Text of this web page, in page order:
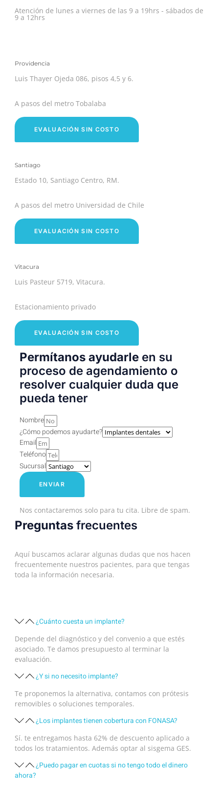
Atención de lunes a viernes de las 9 a 19hrs - sábados de
9 a 12hrs
Providencia
Luis Thayer Ojeda 086, pisos 4,5 y 6.
A pasos del metro Tobalaba
EVALUACIÓN SIN COSTO
Santiago
Estado 10, Santiago Centro, RM.
A pasos del metro Universidad de Chile
EVALUACIÓN SIN COSTO
Vitacura
Luis Pasteur 5719, Vitacura.
Estacionamiento privado
EVALUACIÓN SIN COSTO
Permítanos ayudarle en su
proceso de agendamiento o
resolver cualquier duda que
pueda tener
Nombre
¿Cómo podemos ayudarte?
Email
Teléfono
Sucursal
ENVIAR
Nos contactaremos solo para tu cita. Libre de spam.
Preguntas frecuentes
Aquí buscamos aclarar algunas dudas que nos hacen
frecuentemente nuestros pacientes, para que tengas
toda la información necesaria.
¿Cuánto cuesta un implante?
Depende del diagnóstico y del convenio a que estés
asociado. Te damos presupuesto al terminar la
evaluación.
¿Y si no necesito implante?
Te proponemos la alternativa, contamos con prótesis
removibles o soluciones temporales.
¿Los implantes tienen cobertura con FONASA?
Sí. te entregamos hasta 62% de descuento aplicado a
todos los tratamientos. Además optar al sisgema GES.
¿Puedo pagar en cuotas si no tengo todo el dinero
ahora?